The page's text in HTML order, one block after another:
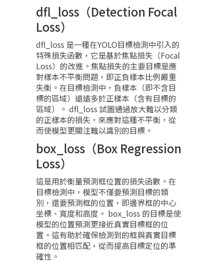
dfl_loss（Detection Focal
Loss）
dfl_loss 是一種在YOLO目標檢測中引入的
特殊損失函數，它是基於焦點損失（Focal
Loss）的改進。焦點損失的主要目標是應
對樣本不平衡問題，即正負樣本比例嚴重
失衡。在目標檢測中，負樣本（即不含目
標的區域）遠遠多於正樣本（含有目標的
區域）。 dfl_loss 試圖通過放大難以分類
的正樣本的損失，來應對這種不平衡，從
而使模型更關注難以識別的目標。
box_loss（Box Regression
Loss）
這是用於衡量預測框位置的損失函數。在
目標檢測中，模型不僅要預測目標的類
別，還要預測框的位置，即邊界框的中心
坐標、寬度和高度。 box_loss 的目標是使
模型的位置預測更接近真實目標框的位
置。這有助於確保檢測到的框與真實目標
框的位置相匹配，從而提高目標定位的準
確性。